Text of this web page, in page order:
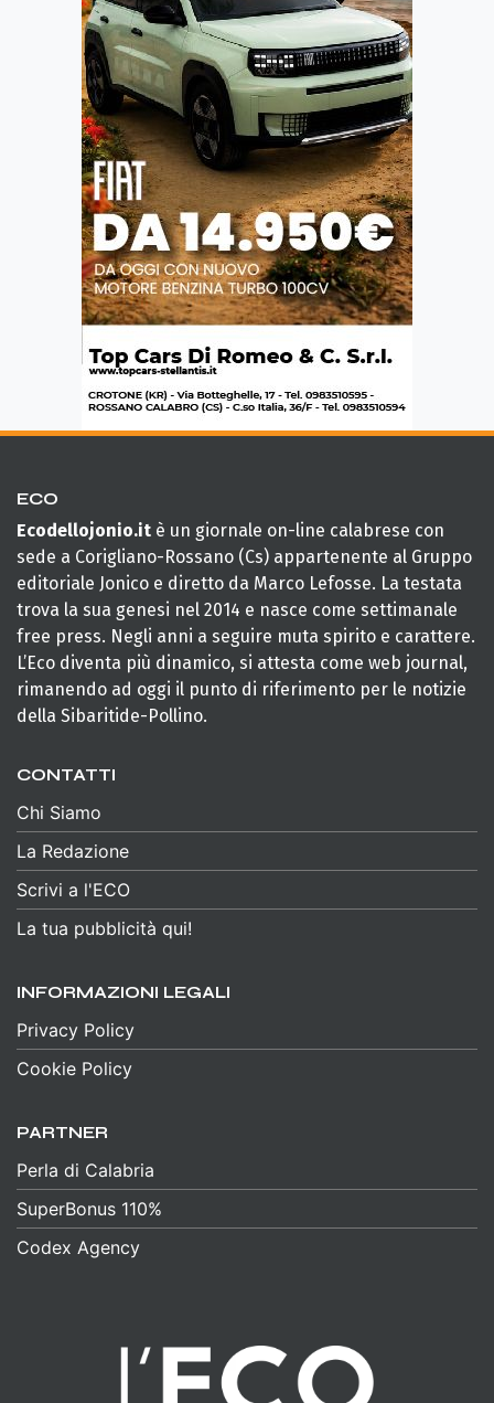
ECO
Ecodellojonio.it è un giornale on-line calabrese con
sede a Corigliano-Rossano (Cs) appartenente al Gruppo
editoriale Jonico e diretto da Marco Lefosse. La testata
trova la sua genesi nel 2014 e nasce come settimanale
free press. Negli anni a seguire muta spirito e carattere.
L’Eco diventa più dinamico, si attesta come web journal,
rimanendo ad oggi il punto di riferimento per le notizie
della Sibaritide-Pollino.
CONTATTI
Chi Siamo
La Redazione
Scrivi a l'ECO
La tua pubblicità qui!
INFORMAZIONI LEGALI
Privacy Policy
Cookie Policy
PARTNER
Perla di Calabria
SuperBonus 110%
Codex Agency